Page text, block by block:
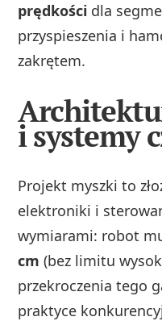
prędkości dla
przyspieszenia i
zakrętem.
i systemy
Projekt myszki to
elektroniki i
wymiarami: robot
cm (bez limitu
przekroczenia tego
praktyce